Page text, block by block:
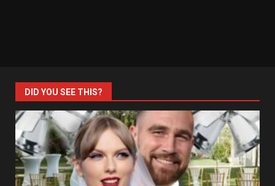
DID YOU SEE THIS?